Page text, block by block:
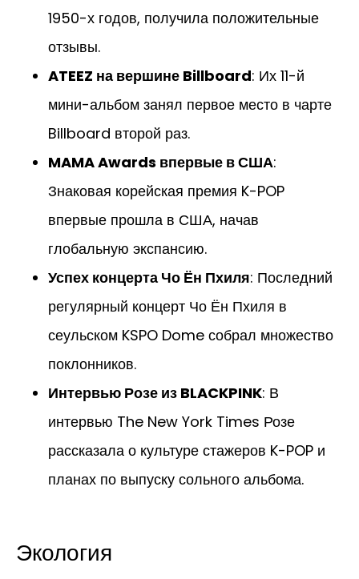
1950-х годов, получила положительные
отзывы.
ATEEZ на вершине Billboard: Их 11-й
мини-альбом занял первое место в чарте
Billboard второй раз.
MAMA Awards впервые в США:
Знаковая корейская премия K-POP
впервые прошла в США, начав
глобальную экспансию.
Успех концерта Чо Ён Пхиля: Последний
регулярный концерт Чо Ён Пхиля в
сеульском KSPO Dome собрал множество
поклонников.
Интервью Розе из BLACKPINK: В
интервью The New York Times Розе
рассказала о культуре стажеров K-POP и
планах по выпуску сольного альбома.
Экология